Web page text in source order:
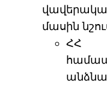
մասին
ՀՀ